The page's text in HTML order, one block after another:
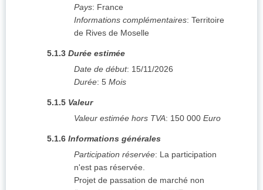
Pays: France
Informations complémentaires: Territoire
de Rives de Moselle
5.1.3 Durée estimée
Date de début: 15/11/2026
Durée: 5 Mois
5.1.5 Valeur
Valeur estimée hors TVA: 150 000 Euro
5.1.6 Informations générales
Participation réservée: La participation
n'est pas réservée.
Projet de passation de marché non